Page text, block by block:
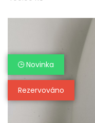
Novinka
Rezervováno